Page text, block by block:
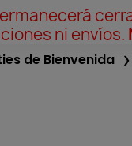
ni envíos.
de Bienvenida